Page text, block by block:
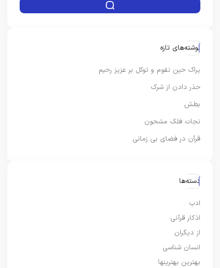
نوشته‌های تازه
یراک حین تقوم و توکل بر عزیز رحیم
حذر دادن از شرک
بطش
نجات فلک مشحون
قرآن در فضای بی زمانی
دسته‌ها
ادب
اذکار قرآنی
از دیگران
انسان شناسی
بهترین بهترینها